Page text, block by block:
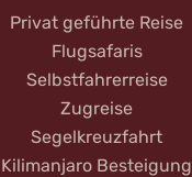
Privat geführte Reise
Flugsafaris
Selbstfahrerreise
Zugreise
Segelkreuzfahrt
Kilimanjaro Besteigung